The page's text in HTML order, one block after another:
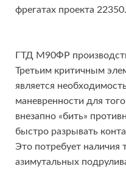
фрегатах проекта 22350.
ГТД М90ФР
Третьим критичным
является
маневренности для
внезапно «бить»
быстро разрывать
Это потребует наличия
азимутальных